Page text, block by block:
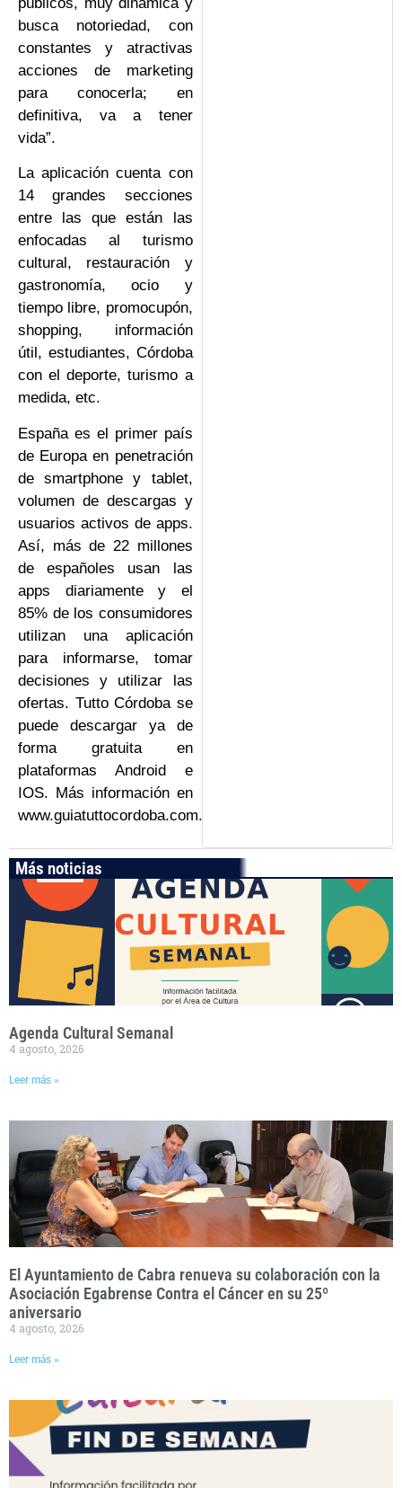
busca notoriedad, con
constantes y atractivas
acciones de marketing
para conocerla; en
definitiva, va a tener
vida”.
La aplicación cuenta con
14 grandes secciones
entre las que están las
enfocadas al turismo
cultural, restauración y
gastronomía, ocio y
tiempo libre, promocupón,
shopping, información
útil, estudiantes, Córdoba
con el deporte, turismo a
medida, etc.
España es el primer país
de Europa en penetración
de smartphone y tablet,
volumen de descargas y
usuarios activos de apps.
Así, más de 22 millones
de españoles usan las
apps diariamente y el
85% de los consumidores
utilizan una aplicación
para informarse, tomar
decisiones y utilizar las
ofertas. Tutto Córdoba se
puede descargar ya de
forma gratuita en
plataformas Android e
IOS. Más información en
www.guiatuttocordoba.com.
Más noticias
Agenda Cultural Semanal
4 agosto, 2026
Leer más »
El Ayuntamiento de Cabra renueva su colaboración con la
Asociación Egabrense Contra el Cáncer en su 25º
aniversario
4 agosto, 2026
Leer más »